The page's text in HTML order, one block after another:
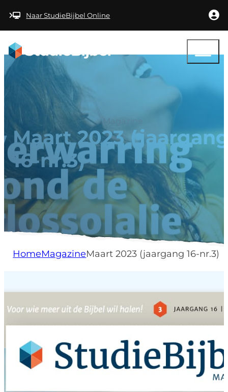
Naar StudieBijbel Online
Magazine
Maart 2023
16-nr.3)
HomeMagazineMaart 2023 (jaargang 16-nr.3)